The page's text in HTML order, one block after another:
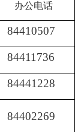
办公电话
84410507
84411736
84441228
84402269